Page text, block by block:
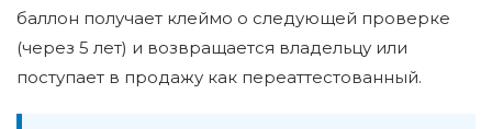
баллон получает клеймо о следующей проверке
(через 5 лет) и возвращается владельцу или
поступает в продажу как переаттестованный.